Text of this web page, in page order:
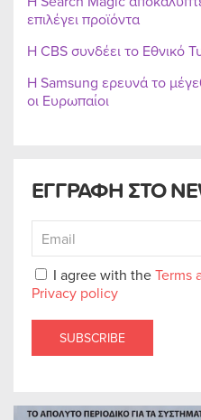
ΕΓΓΡΑΦΗ ΣΤΟ
I agree with theTerms
Privacy policy
SUBSCRIBE
επιλέγει προϊόντα
Η CBS συνδέει το Εθνικό
Η Samsung ερευνά το
οι Ευρωπαίοι